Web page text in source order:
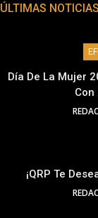
ÚLTIMAS NOTICIAS
Día De La Mujer
¡QRP Te